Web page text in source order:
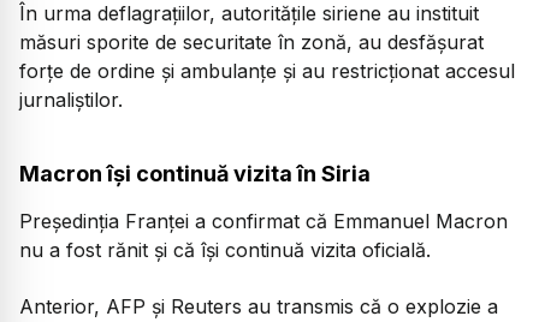
În urma deflagrațiilor, autoritățile siriene au instituit
măsuri sporite de securitate în zonă, au desfășurat
forțe de ordine și ambulanțe și au restricționat accesul
jurnaliștilor.
Macron își continuă vizita în Siria
Președinția Franței a confirmat că Emmanuel Macron
nu a fost rănit și că își continuă vizita oficială.
Anterior, AFP și Reuters au transmis că o explozie a